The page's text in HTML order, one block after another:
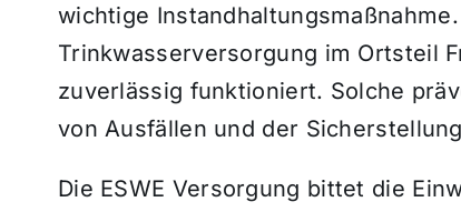
wichtige
Trinkwasserversorgung im Ortsteil
zuverlässig funktioniert. Solche
von Ausfällen und der
Die ESWE Versorgung bittet die